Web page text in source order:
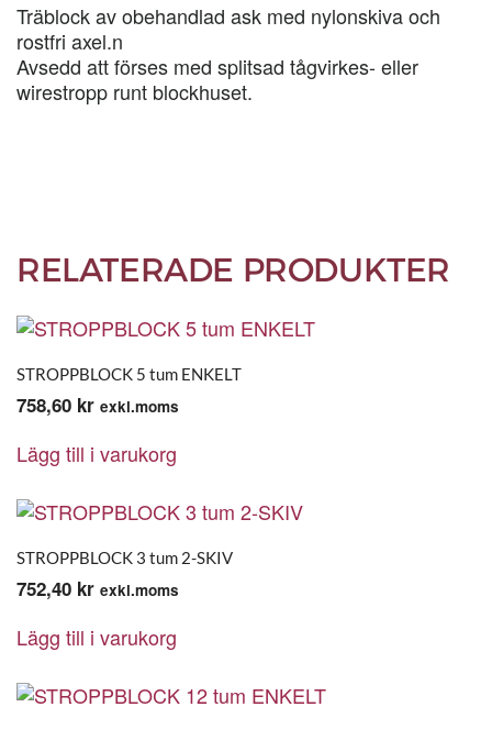
Träblock av obehandlad ask med nylonskiva och
rostfri axel.n
Avsedd att förses med splitsad tågvirkes- eller
wirestropp runt blockhuset.
RELATERADE PRODUKTER
STROPPBLOCK 5 tum ENKELT
758,60 kr exkl.moms
Lägg till i varukorg
STROPPBLOCK 3 tum 2-SKIV
752,40 kr exkl.moms
Lägg till i varukorg